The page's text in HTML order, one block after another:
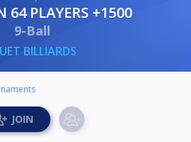
64 PLAYERS +1500
9-Ball
BILLIARDS